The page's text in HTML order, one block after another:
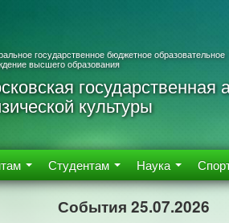
государственное бюджетное образовательное
высшего образования
государственная
культуры
Студентам Наука
События 25.07.2026